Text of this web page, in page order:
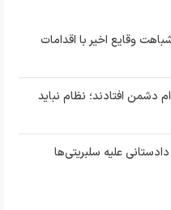
وقایع اخیر با اقدامات
دشمن افتادند؛ نظام نباید
علیه سلبریتی‌ها